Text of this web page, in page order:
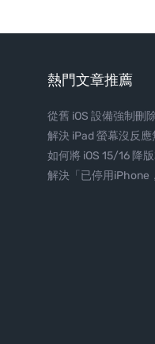
熱門文章推薦
從舊 iOS 設備強制刪
解決 iPad 螢幕沒反
如何將 iOS 15/16 降
解決「已停用iPhone